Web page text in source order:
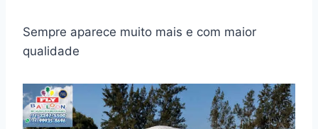
Sempre aparece muito mais e com maior
qualidade